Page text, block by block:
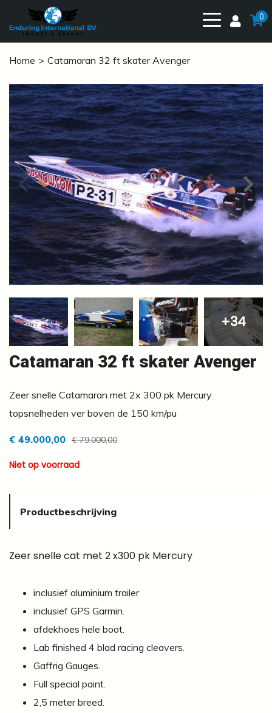
0
Home Catamaran 32 ft skater Avenger
+34
Catamaran 32 ft skater Avenger
Zeer snelle Catamaran met 2x 300 pk Mercury
topsnelheden ver boven de 150 km/pu
€ 49.000,00 € 79.000,00
Niet op voorraad
Productbeschrijving
Zeer snelle cat met 2 x300 pk Mercury
inclusief aluminium trailer
inclusief GPS Garmin.
afdekhoes hele boot.
Lab finished 4 blad racing cleavers.
Gaffrig Gauges.
Full special paint.
2,5 meter breed.